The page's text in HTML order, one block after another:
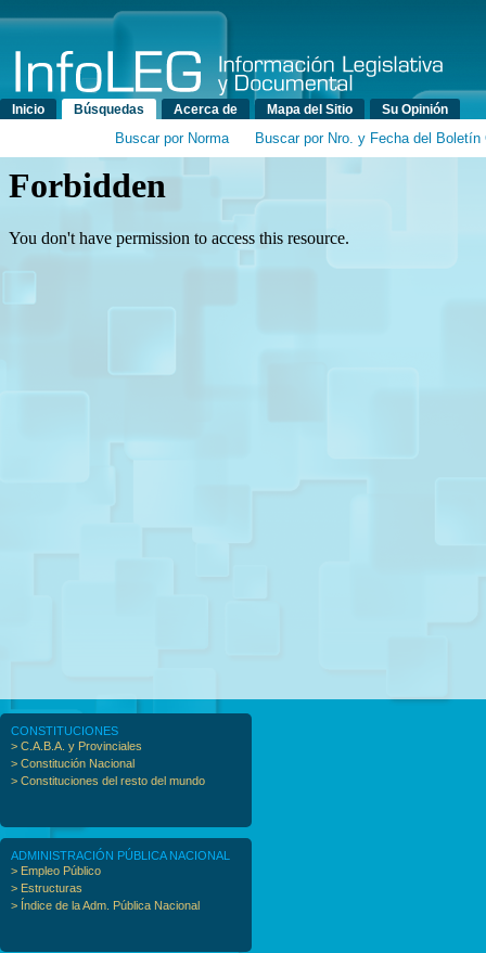
Menú principal
Inicio Búsquedas Acerca de Mapa del Sitio Su Opinión
Buscar por Norma Buscar por Nro. y Fecha del Boletín
CONSTITUCIONES
> C.A.B.A. y Provinciales
> Constitución Nacional
> Constituciones del resto del mundo
ADMINISTRACIÓN PÚBLICA NACIONAL
> Empleo Público
> Estructuras
> Índice de la Adm. Pública Nacional